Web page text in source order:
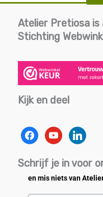
Atelier Pretiosa is
Stichting
Kijk en deel
facebookyoutubelinkedin
Schrijf je in voor
en mis niets van